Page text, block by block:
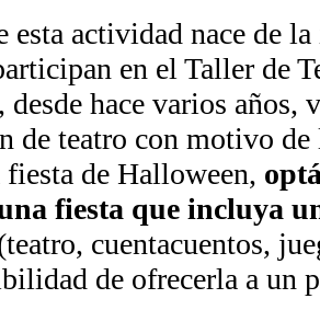
esta actividad nace de
en el Taller de
hace varios años,
de teatro con motivo
de Halloween,
fiesta que incluya
cuentacuentos,
de ofrecerla a un